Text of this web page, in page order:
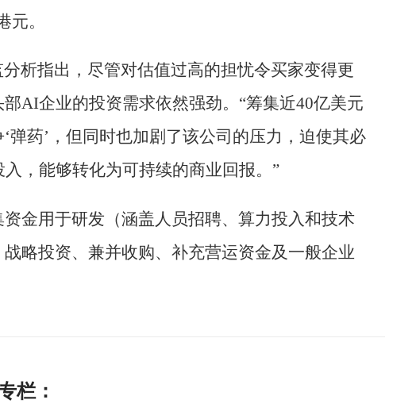
元。
析指出，尽管对估值过高的担忧令买家变得更
AI企业的投资需求依然强劲。“筹集近40亿美元
弹药’，但同时也加剧了该公司的压力，迫使其必
，能够转化为可持续的商业回报。”
金用于研发（涵盖人员招聘、算力投入和技术
略投资、兼并收购、补充营运资金及一般企业
栏：